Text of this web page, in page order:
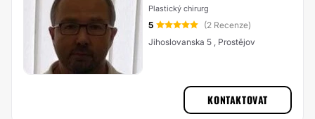
Plastický chirurg
5
(2 Recenze)
Jihoslovanska 5 , Prostějov
KONTAKTOVAT